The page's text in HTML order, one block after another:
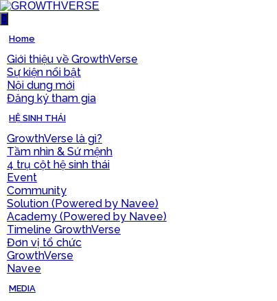
Home
Giới thiệu về GrowthVerse
Sự kiện nổi bật
Nội dung mới
Đăng ký tham gia
HỆ SINH THÁI
GrowthVerse là gì?
Tầm nhìn & Sứ mệnh
4 trụ cột hệ sinh thái
Event
Community
Solution (Powered by Navee)
Academy (Powered by Navee)
Timeline GrowthVerse
Đơn vị tổ chức
GrowthVerse
Navee
MEDIA